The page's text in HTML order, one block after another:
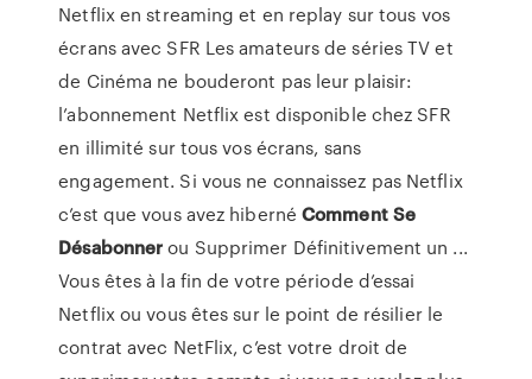
Netflix en streaming et en replay sur tous vos
écrans avec SFR Les amateurs de séries TV et
de Cinéma ne bouderont pas leur plaisir:
l’abonnement Netflix est disponible chez SFR
en illimité sur tous vos écrans, sans
engagement. Si vous ne connaissez pas Netflix
c’est que vous avez hibernéComment Se
Désabonnerou Supprimer Définitivement un ...
Vous êtes à la fin de votre période d’essai
Netflix ou vous êtes sur le point de résilier le
contrat avec NetFlix, c’est votre droit de